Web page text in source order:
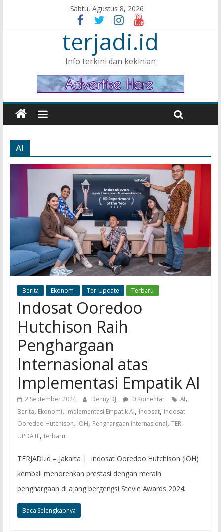
Sabtu, Agustus 8, 2026
terjadi.id
Info terkini dan kekinian
AI
Berita Ekonomi Ter-Update Terbaru
Indosat Ooredoo
Hutchison Raih
Penghargaan
Internasional atas
Implementasi Empatik AI
2 September 2024 Denny DJ 0 Komentar AI,
Berita, Ekonomi, Implementasi Empatik AI, indosat, Indosat
Ooredoo Hutchison, IOH, Penghargaan Internasional, TER-
UPDATE, terbaru
TERJADI.id – Jakarta | Indosat Ooredoo Hutchison (IOH)
kembali menorehkan prestasi dengan meraih
penghargaan di ajang bergengsi Stevie Awards 2024.
Baca Selengkapnya